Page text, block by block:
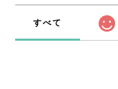
すべて